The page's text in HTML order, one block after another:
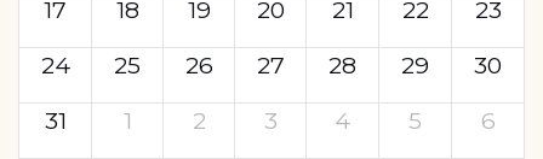
17
18 19 20 21 22
23
24
25 26 27 28 29
30
31
1 2 3 4 5 6